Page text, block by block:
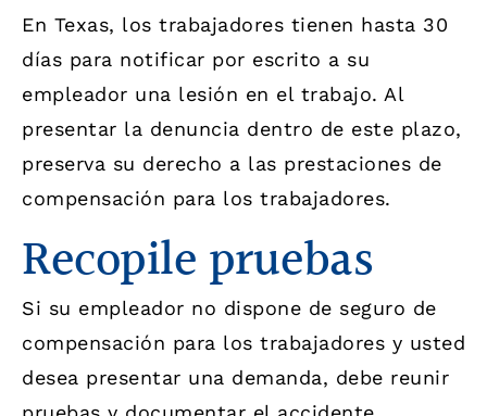
En Texas, los trabajadores tienen hasta 30
días para notificar por escrito a su
empleador una lesión en el trabajo. Al
presentar la denuncia dentro de este plazo,
preserva su derecho a las prestaciones de
compensación para los trabajadores.
Recopile pruebas
Si su empleador no dispone de seguro de
compensación para los trabajadores y usted
desea presentar una demanda, debe reunir